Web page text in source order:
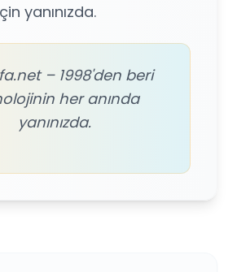
yanınızda.
– 1998'den beri
her anında
yanınızda.